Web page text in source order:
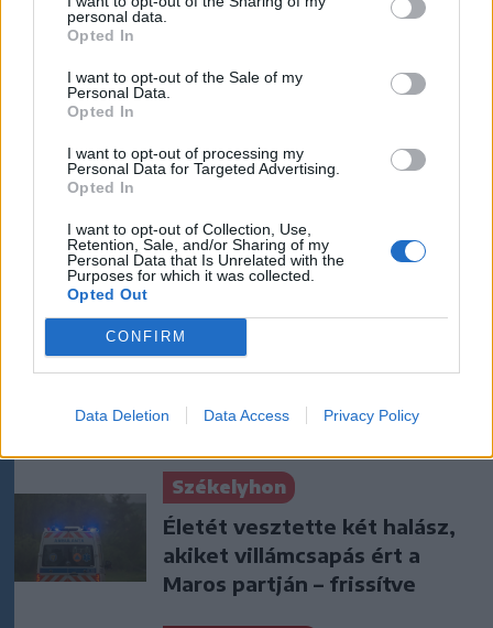
personal data.
Opted In
I want to opt-out of the Sale of my
Personal Data.
Opted In
I want to opt-out of processing my
Personal Data for Targeted Advertising.
Opted In
I want to opt-out of Collection, Use,
Retention, Sale, and/or Sharing of my
Personal Data that Is Unrelated with the
Purposes for which it was collected.
Opted Out
CONFIRM
Data Deletion Data Access Privacy Policy
Majka ügyvédje a romániai
telefonszámról érkezett
Krónika
A Majka-ügy csak a jéghegy
csúcsa, be kellene fejezni a
magyar–magyar acsarkodást
Székelyhon
Tömegverekedés lett a szűk
mezőgazdasági úti vitából
Csatószegen
Székelyhon
Életét vesztette két halász,
akiket villámcsapás ért a
Maros partján – frissítve